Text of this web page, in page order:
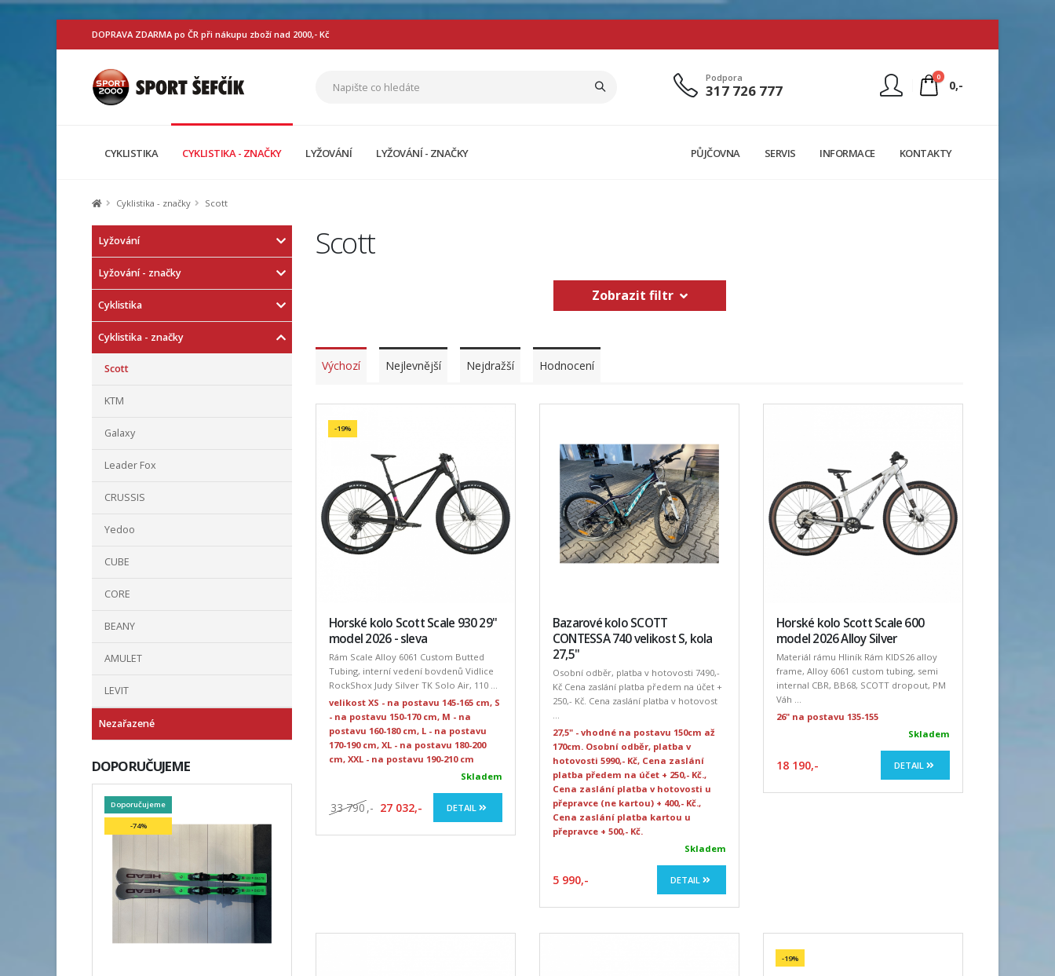
DOPRAVA ZDARMA po ČR při nákupu zboží nad 2000,- Kč
Podpora
317 726 777
0
0,-
Přihlásit
CYKLISTIKA CYKLISTIKA - ZNAČKY LYŽOVÁNÍ LYŽOVÁNÍ - ZNAČKY PŮJČOVNA SERVIS INFORMACE KONTAKTY
Cyklistika - značky Scott
Lyžování
Lyžování - značky
Cyklistika
Cyklistika - značky
Scott
KTM
Galaxy
Leader Fox
CRUSSIS
Yedoo
CUBE
CORE
BEANY
AMULET
LEVIT
Nezařazené
DOPORUČUJEME
Doporučujeme
-74%
Scott
Zobrazit filtr
Výchozí Nejlevnější Nejdražší Hodnocení
-19%
Horské kolo Scott Scale 930 29"
model 2026 - sleva
Rám Scale Alloy 6061 Custom Butted
Tubing, interní vedení bovdenů Vidlice
RockShox Judy Silver TK Solo Air, 110 ...
velikost XS - na postavu 145-165 cm, S
- na postavu 150-170 cm, M - na
postavu 160-180 cm, L - na postavu
170-190 cm, XL - na postavu 180-200
cm, XXL - na postavu 190-210 cm
Skladem
33 790 ,- 27 032,- DETAIL
Bazarové kolo SCOTT
CONTESSA 740 velikost S, kola
27,5"
Osobní odběr, platba v hotovosti 7490,-
Kč Cena zaslání platba předem na účet +
250,- Kč. Cena zaslání platba v hotovost
27,5" - vhodné na postavu 150cm až
170cm. Osobní odběr, platba v
hotovosti 5990,- Kč, Cena zaslání
platba předem na účet + 250,- Kč.,
Cena zaslání platba v hotovosti u
přepravce (ne kartou) + 400,- Kč.,
Cena zaslání platba kartou u
přepravce + 500,- Kč.
Skladem
5 990,- DETAIL
Horské kolo Scott Scale 600
model 2026 Alloy Silver
Materiál rámu Hliník Rám KIDS26 alloy
frame, Alloy 6061 custom tubing, semi
internal CBR, BB68, SCOTT dropout, PM
Váh ...
26" na postavu 135-155
Skladem
18 190,- DETAIL
-19%